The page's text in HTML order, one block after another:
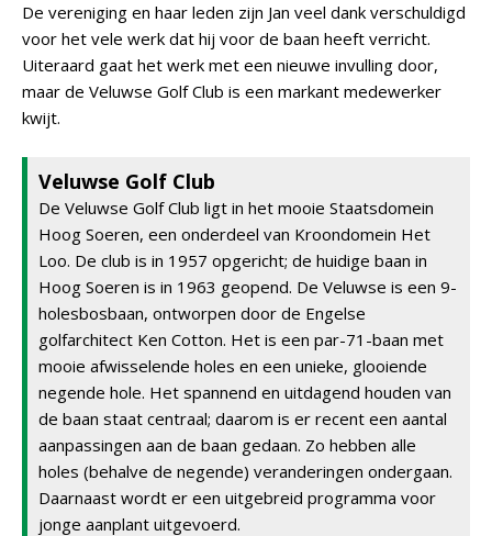
De vereniging en haar leden zijn Jan veel dank verschuldigd
voor het vele werk dat hij voor de baan heeft verricht.
Uiteraard gaat het werk met een nieuwe invulling door,
maar de Veluwse Golf Club is een markant medewerker
kwijt.
Veluwse Golf Club
De Veluwse Golf Club ligt in het mooie Staatsdomein
Hoog Soeren, een onderdeel van Kroondomein Het
Loo. De club is in 1957 opgericht; de huidige baan in
Hoog Soeren is in 1963 geopend. De Veluwse is een 9-
holesbosbaan, ontworpen door de Engelse
golfarchitect Ken Cotton. Het is een par-71-baan met
mooie afwisselende holes en een unieke, glooiende
negende hole. Het spannend en uitdagend houden van
de baan staat centraal; daarom is er recent een aantal
aanpassingen aan de baan gedaan. Zo hebben alle
holes (behalve de negende) veranderingen ondergaan.
Daarnaast wordt er een uitgebreid programma voor
jonge aanplant uitgevoerd.